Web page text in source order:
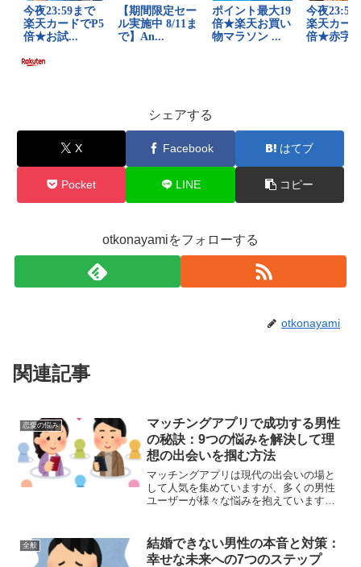
シェアする
X Facebook はてブ
Pocket LINE コピー
otkonayamiをフォローする
otkonayami
関連記事
恋愛の悩み
マッチングアプリで成功する男性
の秘訣：9つの悩みを解決して理
想の出会いを掴む方法
マッチングアプリは現代の出会いの場と
して人気を集めていますが、多くの男性
ユーザーが様々な悩みを抱えています。
るための実践的なアドバイスを紹介しま
す。マッチングアプリで男...
全般
結婚できない男性の本音と対策：
幸せな未来への7つのステップ